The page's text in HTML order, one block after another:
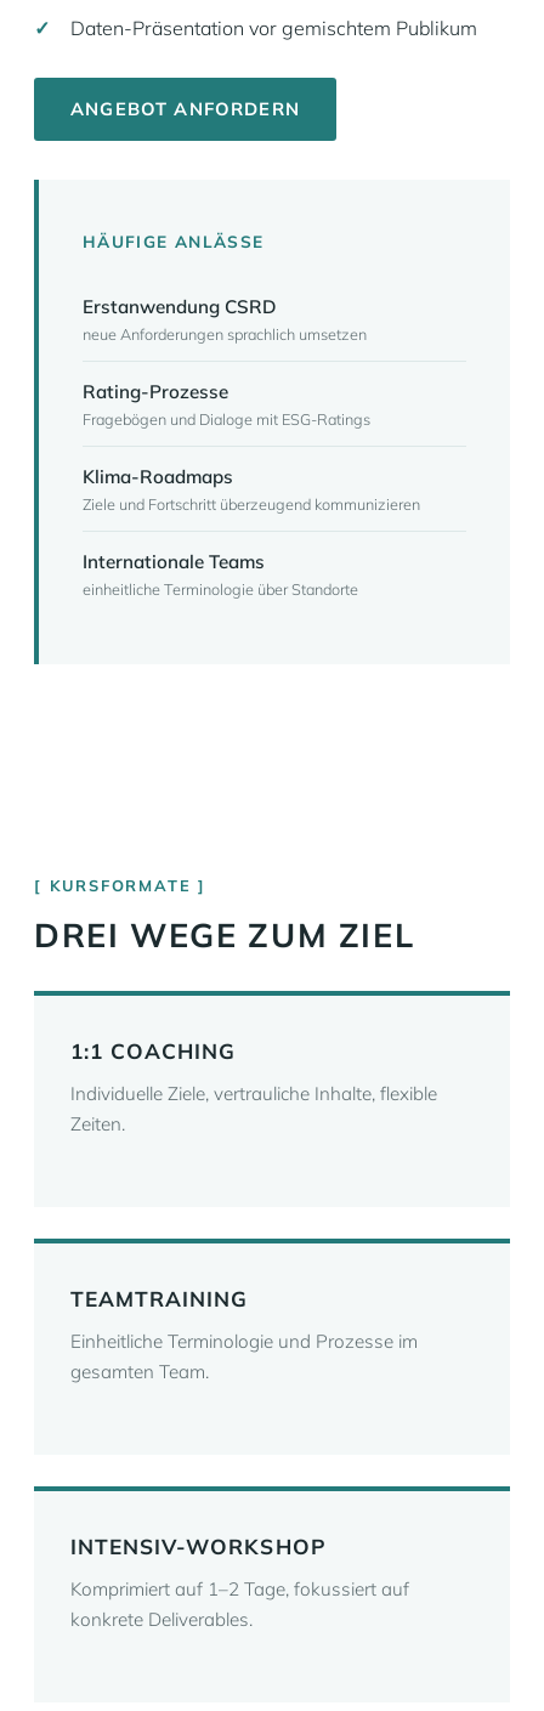
Daten-Präsentation vor gemischtem Publikum
ANGEBOT ANFORDERN
HÄUFIGE ANLÄSSE
Erstanwendung CSRD
neue Anforderungen sprachlich umsetzen
Rating-Prozesse
Fragebögen und Dialoge mit ESG-Ratings
Klima-Roadmaps
Ziele und Fortschritt überzeugend kommunizieren
Internationale Teams
einheitliche Terminologie über Standorte
KURSFORMATE
DREI WEGE ZUM ZIEL
1:1 COACHING
Individuelle Ziele, vertrauliche Inhalte, flexible
Zeiten.
TEAMTRAINING
Einheitliche Terminologie und Prozesse im
gesamten Team.
INTENSIV-WORKSHOP
Komprimiert auf 1–2 Tage, fokussiert auf
konkrete Deliverables.